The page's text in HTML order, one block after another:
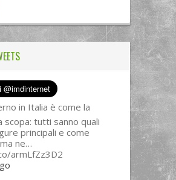
in Italia è come la
scopa: tutti sanno quali
principali e come
ne…
armLfZz3D2